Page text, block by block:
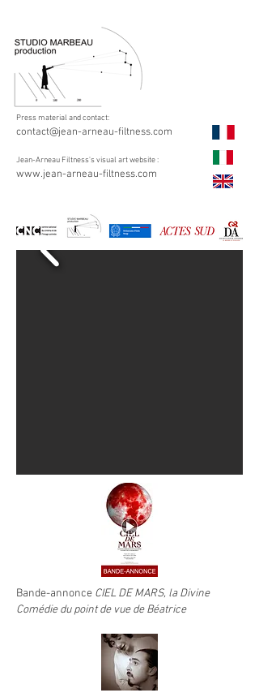
Press material and contact:
contact@jean-arneau-filtness.com
Jean-Arneau Filtness's visual art website :
www.jean-arneau-filtness.com
Bande-annonce CIEL DE MARS, la Divine
Comédie du point de vue de Béatrice